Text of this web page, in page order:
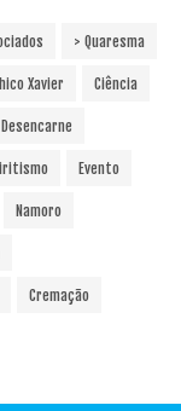
> Quaresma
Xavier Ciência
Desencarne
Evento
Namoro
Cremação